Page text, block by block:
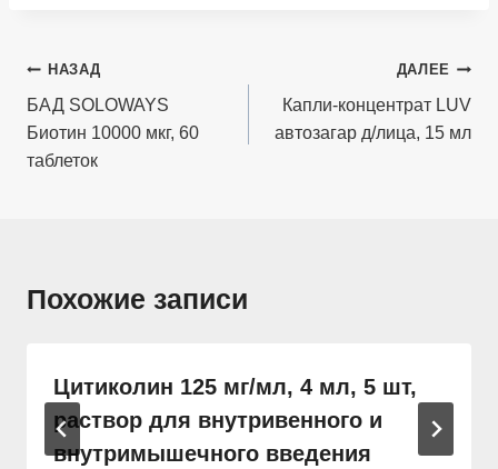
Навигация
по
записям
НАЗАД
БАД SOLOWAYS
Биотин 10000 мкг, 60
таблеток
ДАЛЕЕ
Капли-концентрат LUV
автозагар д/лица, 15 мл
Похожие записи
Цитиколин 125 мг/мл, 4 мл, 5 шт,
раствор для внутривенного и
внутримышечного введения